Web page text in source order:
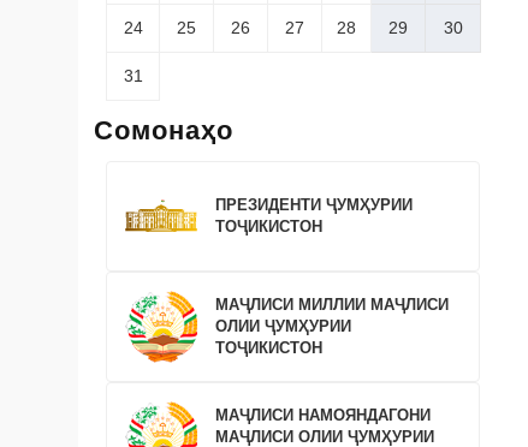
24 25 26 27 28 29 30
31
Сомонаҳо
ПРЕЗИДЕНТИ ҶУМҲУРИИ
ТОҶИКИСТОН
МАҶЛИСИ МИЛЛИИ МАҶЛИСИ
ОЛИИ ҶУМҲУРИИ
ТОҶИКИСТОН
МАҶЛИСИ НАМОЯНДАГОНИ
МАҶЛИСИ ОЛИИ ҶУМҲУРИИ